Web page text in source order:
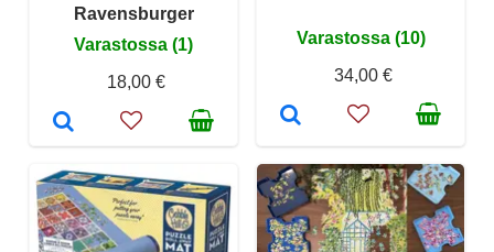
Ravensburger
Varastossa (1)
18,00 €
Varastossa (10)
34,00 €